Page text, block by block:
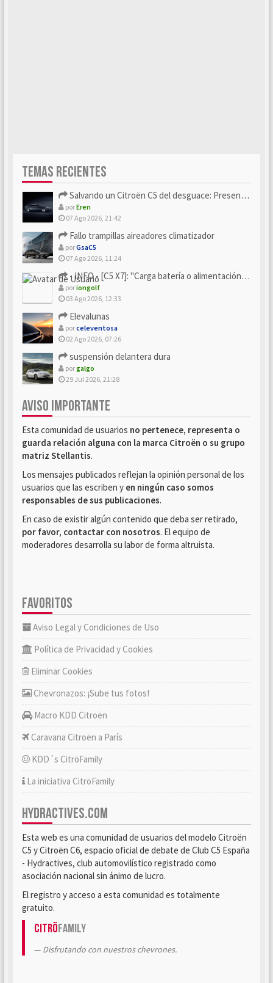
TEMAS RECIENTES
Salvando un Citroën C5 del desguace: Presentación y seguimiento
porEren
07 Ago 2026, 21:42
Fallo trampillas aireadores climatizador
porGsaC5
07 Ago 2026, 11:24
- INFO - [C5 X7]: "Carga batería o alimentación eléctri...
poriongolf
03 Ago 2026, 12:33
Elevalunas
porceleventosa
02 Ago 2026, 07:26
suspensión delantera dura
porgalgo
29 Jul 2026, 21:28
AVISO IMPORTANTE
Esta comunidad de usuarios no pertenece, representa o
guarda relación alguna con la marca Citroën o su grupo
matriz Stellantis.
Los mensajes publicados reflejan la opinión personal de los
usuarios que las escriben y en ningún caso somos
responsables de sus publicaciones.
En caso de existir algún contenido que deba ser retirado,
por favor, contactar con nosotros. El equipo de
moderadores desarrolla su labor de forma altruista.
FAVORITOS
Aviso Legal y Condiciones de Uso
Política de Privacidad y Cookies
Eliminar Cookies
Chevronazos: ¡Sube tus fotos!
Macro KDD Citroën
Caravana Citroën a París
KDD´s CitröFamily
La iniciativa CitröFamily
HYDRACTIVES.COM
Esta web es una comunidad de usuarios del modelo Citroën
C5 y Citroën C6, espacio oficial de debate de Club C5 España
- Hydractives, club automovilístico registrado como
asociación nacional sin ánimo de lucro.
El registro y acceso a esta comunidad es totalmente
gratuito.
CitröFamily
Disfrutando con nuestros chevrones.